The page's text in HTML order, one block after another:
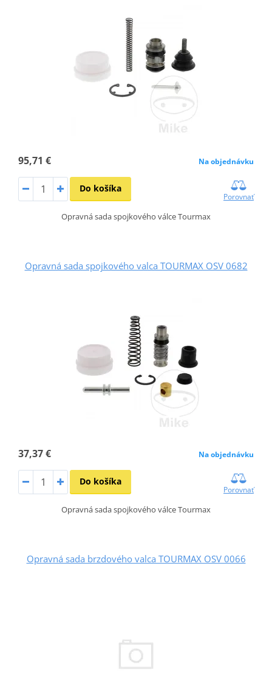
95,71 € Na objednávku
Do košíka
Porovnať
Opravná sada spojkového válce Tourmax
Opravná sada spojkového valca TOURMAX OSV 0682
37,37 € Na objednávku
Do košíka
Porovnať
Opravná sada spojkového válce Tourmax
Opravná sada brzdového valca TOURMAX OSV 0066